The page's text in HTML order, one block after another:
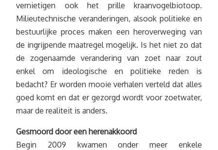
vernietigen ook het prille kraanvogelbiotoop.
Milieutechnische veranderingen, alsook politieke en
bestuurlijke proces maken een heroverweging van
de ingrijpende maatregel mogelijk. Is het niet zo dat
de zogenaamde verandering van zoet naar zout
enkel om ideologische en politieke reden is
bedacht? Er worden mooie verhalen verteld dat alles
goed komt en dat er gezorgd wordt voor zoetwater,
maar de realiteit is anders.
Gesmoord door een herenakkoord
Begin 2009 kwamen onder meer enkele